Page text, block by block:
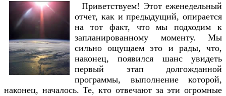
Приветствуем! Этот еженедельный
отчет, как и предыдущий, опирается
на тот факт, что мы подходим к
запланированному моменту. Мы
сильно ощущаем это и рады, что,
наконец, появился шанс увидеть
первый этап долгожданной
программы, выполнение которой,
наконец, началось. Те, кто отвечают за эти огромные